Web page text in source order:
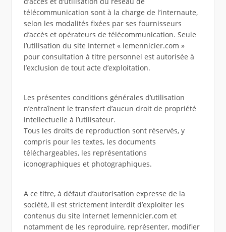
télécommunication sont à la charge de l’internaute,
selon les modalités fixées par ses fournisseurs
d’accès et opérateurs de télécommunication. Seule
l’utilisation du site Internet « lemennicier.com »
pour consultation à titre personnel est autorisée à
l’exclusion de tout acte d’exploitation.
Les présentes conditions générales d’utilisation
n’entraînent le transfert d’aucun droit de propriété
intellectuelle à l’utilisateur.
Tous les droits de reproduction sont réservés, y
compris pour les textes, les documents
téléchargeables, les représentations
iconographiques et photographiques.
A ce titre, à défaut d’autorisation expresse de la
société, il est strictement interdit d’exploiter les
contenus du site Internet lemennicier.com et
notamment de les reproduire, représenter, modifier